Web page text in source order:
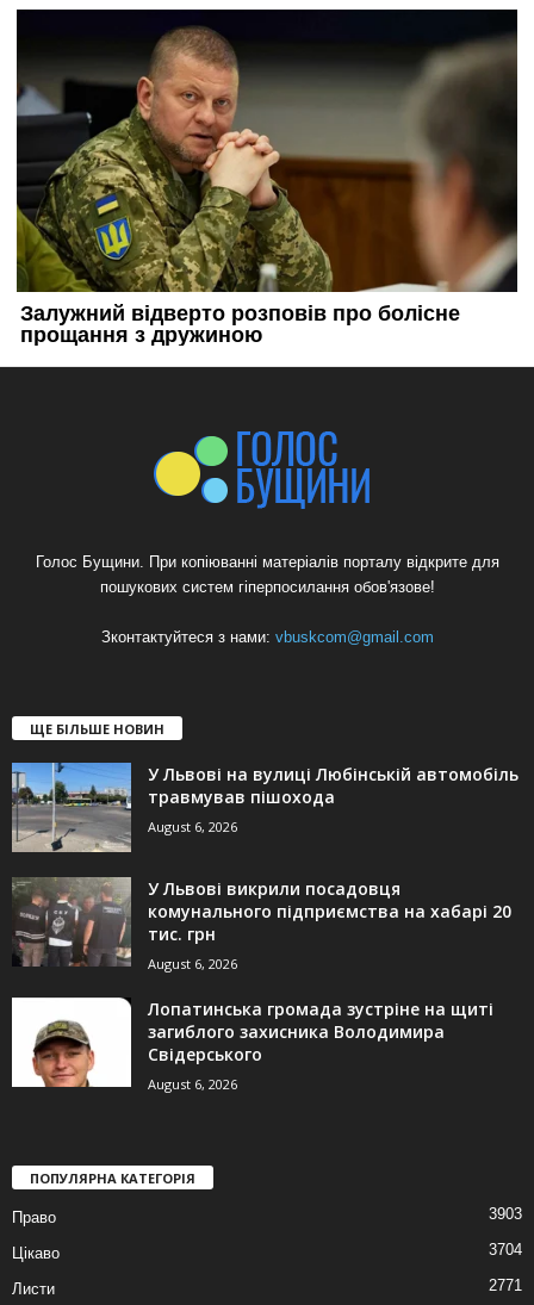
Голос Бущини. При копіюванні матеріалів порталу відкрите для
пошукових систем гіперпосилання обов'язове!
Зконтактуйтеся з нами: vbuskcom@gmail.com
ЩЕ БІЛЬШЕ НОВИН
У Львові на вулиці Любінській автомобіль
травмував пішохода
August 6, 2026
У Львові викрили посадовця
комунального підприємства на хабарі 20
тис. грн
August 6, 2026
Лопатинська громада зустріне на щиті
загиблого захисника Володимира
Свідерського
August 6, 2026
ПОПУЛЯРНА КАТЕГОРІЯ
Право 3903
Цікаво 3704
Листи 2771